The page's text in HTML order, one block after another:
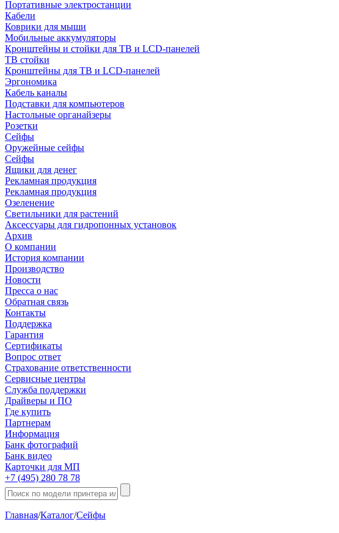
Портативные электростанции
Кабели
Коврики для мыши
Мобильные аккумуляторы
Кронштейны и стойки для ТВ и LCD-панелей
ТВ стойки
Кронштейны для ТВ и LCD-панелей
Эргономика
Кабель каналы
Подставки для компьютеров
Настольные органайзеры
Розетки
Сейфы
Оружейные сейфы
Сейфы
Ящики для денег
Рекламная продукция
Рекламная продукция
Озеленение
Светильники для растений
Аксессуары для гидропонных установок
Архив
О компании
История компании
Производство
Новости
Пресса о нас
Обратная связь
Контакты
Поддержка
Гарантия
Сертификаты
Вопрос ответ
Страхование ответственности
Сервисные центры
Служба поддержки
Драйверы и ПО
Где купить
Партнерам
Информация
Банк фотографий
Банк видео
Карточки для МП
+7 (495) 280 78 78
Главная/Каталог/Сейфы